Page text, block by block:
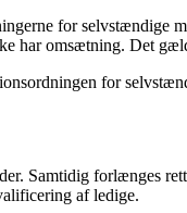
for selvstændige
har omsætning. Det
for
Samtidig forlænges
af ledige.